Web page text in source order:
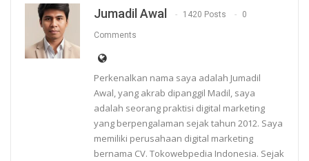
Jumadil Awal 1420 Posts 0
Comments
Perkenalkan nama saya adalah Jumadil
Awal, yang akrab dipanggil Madil, saya
adalah seorang praktisi digital marketing
yang berpengalaman sejak tahun 2012. Saya
memiliki perusahaan digital marketing
bernama CV. Tokowebpedia Indonesia. Sejak